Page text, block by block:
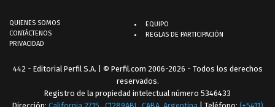
QUIENES SOMOS
CONTÁCTENOS
PRIVACIDAD
EQUIPO
REGLAS DE PARTICIPACIÓN
442 - Editorial Perfil S.A. | © Perfil.com 2006-2026 - Todos los derechos
reservados.
Registro de la propiedad intelectual número 5346433